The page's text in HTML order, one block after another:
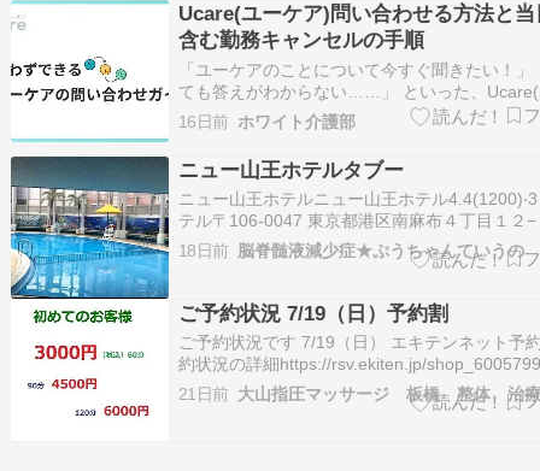
Ucare(ユーケア)問い合わせる方法と当
含む勤務キャンセルの手順
「ユーケアのことについて今すぐ聞きたい！」
ても答えがわからない……」 といった、
ア)の『問い合わせ』に関する悩みを解決する
す。 ユーケアは電話窓口がないので、アプリ
トかお問い合わせフォームから連絡しなければ
せん。 チャットは施設宛て…
16日前 ホワイト介護部
ニュー山王ホテルタブー
ニュー山王ホテルニュー山王ホテル
テル〒106-0047 東京都港区南麻布４丁目１２−
ザ・ニューサンノーニュー山王ホテル の地図
イン7月22日(水)チェックアウト7月23日(木)2
ェ…
18日前 脳脊髄液減少症★ぷうちゃんていうの
ご予約状況 7/19（日）予約割
ご予約状況です 7/19（日） エキテンネット予
約状況の詳細https://rsv.ekiten.jp/
date※ご予約が入り塞がってしまう場合がござ
す。ご予約・お問合せ 03-5966-5553この投稿
21日前 大山指圧マッサージ 板橋 整体 治